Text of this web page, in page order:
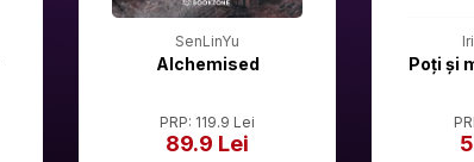
SenLinYu
Alchemised
PRP: 119.9 Lei
89.9 Lei
Poți și